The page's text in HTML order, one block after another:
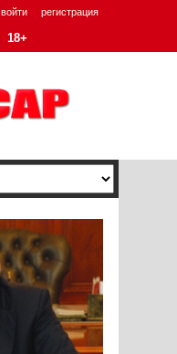
войти регистрация
18+